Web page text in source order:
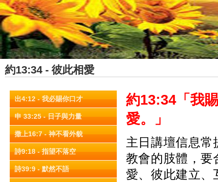
約13:34 - 彼此相愛
出4:12 - 我必賜你口才
申 33:25 - 日子與力量
撒上16:7 - 神不看外貌
詩9:18 - 指望不落空
詩39:9 - 默然不語
約13:34「我
愛。」
主日講壇信息常
教會的肢體，要
愛、彼此建立、